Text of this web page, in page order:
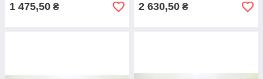
1 475,50 ₴ 2 630,50 ₴